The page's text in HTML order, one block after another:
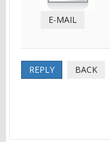
E-MAIL
REPLY BACK